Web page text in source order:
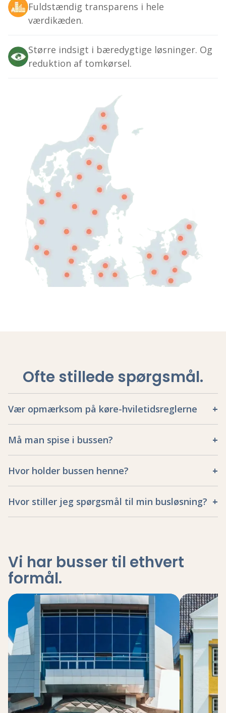
Fuldstændig transparens i hele
værdikæden.
Større indsigt i bæredygtige løsninger. Og
reduktion af tomkørsel.
Ofte stillede spørgsmål.
Vær opmærksom på køre-hviletidsreglerne
Må man spise i bussen?
Hvor holder bussen henne?
Hvor stiller jeg spørgsmål til min busløsning?
Vi har busser til ethvert
formål.